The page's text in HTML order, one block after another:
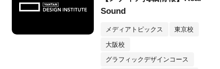
Sound
メディアトピックス 東京校
大阪校
グラフィックデザインコース